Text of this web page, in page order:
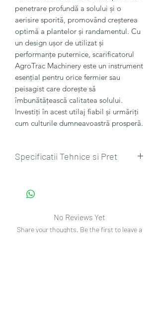
penetrare profundă a solului și o
aerisire sporită, promovând creșterea
optimă a plantelor și randamentul. Cu
un design ușor de utilizat și
performanțe puternice, scarificatorul
AgroTrac Machinery este un instrument
esențial pentru orice fermier sau
peisagist care dorește să
îmbunătățească calitatea solului.
Investiți în acest utilaj fiabil și urmăriți
cum culturile dumneavoastră prosperă.
Specificatii Tehnice si Pret
• 2 m. latime de lucru,
• 1.6 ha/h productivitate,
• 45 cm. adincime de lucru,
• Masa 1050 kg.
No Reviews Yet
Share your thoughts. Be the first to leave a